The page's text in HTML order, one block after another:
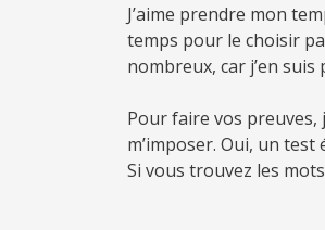
J’aime prendre mon
temps pour le choisir
nombreux, car j’en
Pour faire vos preuves,
m’imposer. Oui, un
Si vous trouvez les